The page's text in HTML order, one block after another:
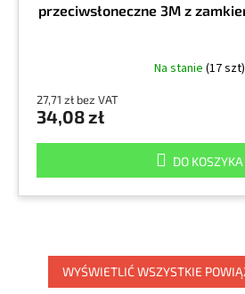
przeciwsłoneczne 3M z
Na stanie (17 szt)
27,71 zł bez VAT
34,08 zł
DO KOSZYKA
WYŚWIETLIĆ WSZYSTKIE